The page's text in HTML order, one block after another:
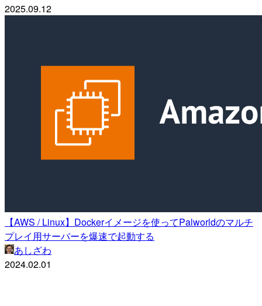
2025.09.12
【AWS / Linux】Dockerイメージを使ってPalworldのマルチ
プレイ用サーバーを爆速で起動する
あしざわ
2024.02.01